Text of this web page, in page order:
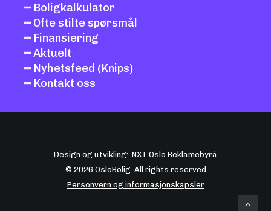
Boligkalkulator
Ofte stilte spørsmål
Finansiering
Aktuelt
Nyhetsfeed (Knips)
Kontakt oss
Design og utvikling: NXT Oslo Reklamebyrå
© 2026 OsloBolig. All rights reserved
Personvern og informasjonskapsler